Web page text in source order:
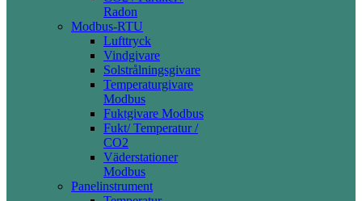
Radon
Modbus-RTU
Lufttryck
Vindgivare
Solstrålningsgivare
Temperaturgivare
Modbus
Fuktgivare Modbus
Fukt/ Temperatur /
CO2
Väderstationer
Modbus
Panelinstrument